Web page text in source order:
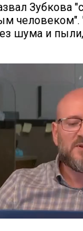
Зубкова
человеком".
шума и